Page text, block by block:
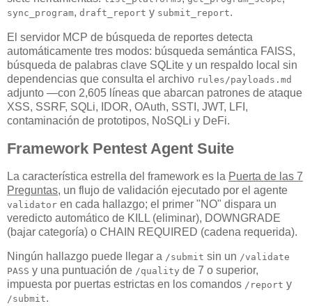
sync_program, draft_report y submit_report.
El servidor MCP de búsqueda de reportes detecta
automáticamente tres modos: búsqueda semántica FAISS,
búsqueda de palabras clave SQLite y un respaldo local sin
dependencias que consulta el archivo rules/payloads.md
adjunto —con 2,605 líneas que abarcan patrones de ataque
XSS, SSRF, SQLi, IDOR, OAuth, SSTI, JWT, LFI,
contaminación de prototipos, NoSQLi y DeFi.
Framework Pentest Agent Suite
La característica estrella del framework es la Puerta de las 7
Preguntas, un flujo de validación ejecutado por el agente
validator en cada hallazgo; el primer "NO" dispara un
veredicto automático de KILL (eliminar), DOWNGRADE
(bajar categoría) o CHAIN REQUIRED (cadena requerida).
Ningún hallazgo puede llegar a /submit sin un /validate
PASS y una puntuación de /quality de 7 o superior,
impuesta por puertas estrictas en los comandos /report y
/submit.